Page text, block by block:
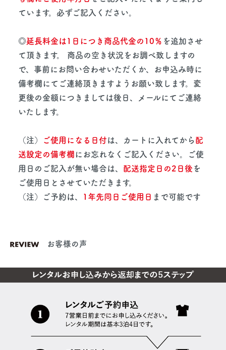
ています。必ずご記入ください。
◎延長料金は1日につき商品代金の10％ を追加させ
て頂きます。 商品の空き状況をお調べ致しますの
で、事前にお問い合わせいただくか、お申込み時に
備考欄にてご連絡頂きますようお願い致します。変
更後の金額につきましては後日、メールにてご連絡
いたします。
（注） ご使用になる日付は、カートに入れてから配
送設定の備考欄 にお忘れなくご記入ください。ご使
用日のご記入が無い場合は、 配送指定日の2日後 を
ご使用日とさせていただきます。
（注）ご予約は、
1年先同日ご使用日 まで可能です
お客様の声